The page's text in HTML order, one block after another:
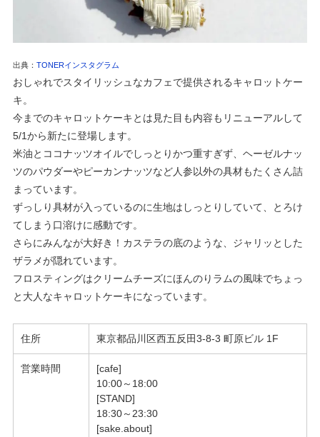
出典： TONERインスタグラム
おしゃれでスタイリッシュなカフェで提供されるキャロットケー
キ。
今までのキャロットケーキとは見た目も内容もリニューアルして
5/1から新たに登場します。
米油とココナッツオイルでしっとりかつ重すぎず、ヘーゼルナッ
ツのパウダーやピーカンナッツなど人参以外の具材もたくさん詰
まっています。
ずっしり具材が入っているのに生地はしっとりしていて、とろけ
てしまう口溶けに感動です。
さらにみんなが大好き！カステラの底のような、ジャリッとした
ザラメが隠れています。
フロスティングはクリームチーズにほんのりラムの風味でちょっ
と大人なキャロットケーキになっています。
住所 東京都品川区西五反田3-8-3 町原ビル 1F
営業時間
[cafe]
10:00～18:00
[STAND]
18:30～23:30
[sake.about]